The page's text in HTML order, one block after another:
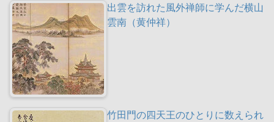
出雲を訪れた風外禅師に学んだ横山
雲南（黄仲祥）
竹田門の四天王のひとりに数えられ